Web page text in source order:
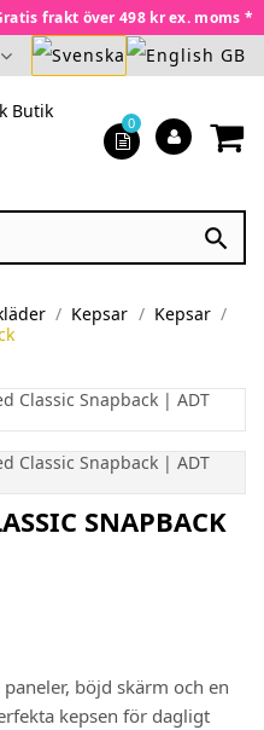
frakt över 498 kr ex. moms *

0
Kepsar
Kepsar
SNAPBACK
böjd skärm och en
kepsen för dagligt